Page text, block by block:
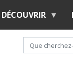
DÉCOUVRIR
Rechercher